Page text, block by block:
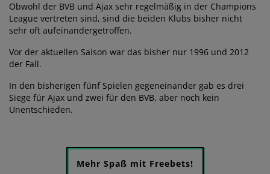
Obwohl der BVB und Ajax sehr regelmäßig in der Champions
League vertreten sind, sind die beiden Klubs bisher nicht
sehr oft aufeinandergetroffen.
Vor der aktuellen Saison war das bisher nur 1996 und 2012
der Fall.
In den bisherigen fünf Spielen gegeneinander gab es drei
Siege für Ajax und zwei für den BVB, aber noch kein
Unentschieden.
Mehr Spaß mit Freebets!